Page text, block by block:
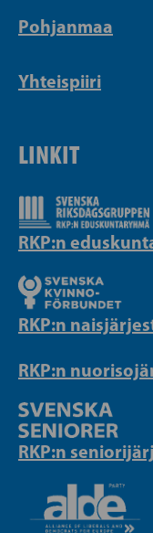
Pohjanmaa
Yhteispiiri
LINKIT
RKP:n
RKP:n
RKP:n
RKP:n